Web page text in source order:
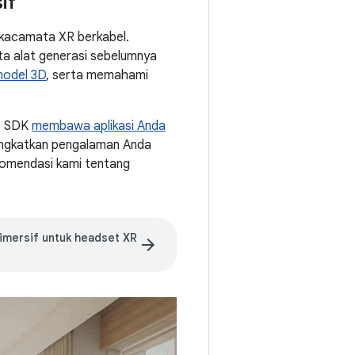
XR berkabel.
alat generasi sebelumnya
3D, serta memahami
SDK membawa aplikasi Anda
pengalaman Anda
kami tentang
untuk headset XR arrow_forward